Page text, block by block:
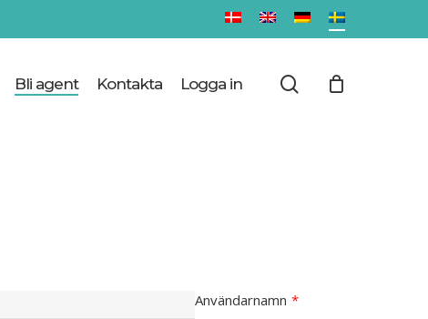
Bli agent Kontakta Logga in search
Close
Användarnamn *